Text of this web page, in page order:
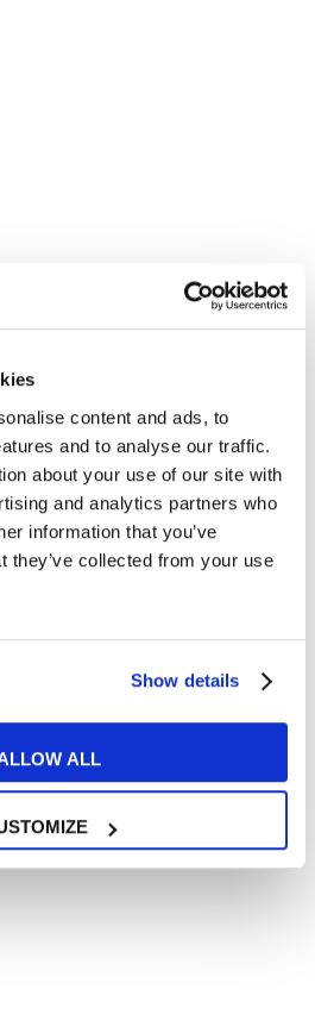
content and ads, to
and to analyse our traffic.
about your use of our site with
and analytics partners who
information that you’ve
they’ve collected from your use
Show details
ALL
la certificazione C2 di